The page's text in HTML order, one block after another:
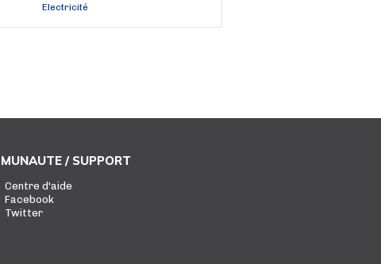
Electricité
/ SUPPORT
Centre d'aide
Facebook
Twitter